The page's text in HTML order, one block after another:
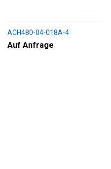
ACH480-04-018A-4
Auf Anfrage